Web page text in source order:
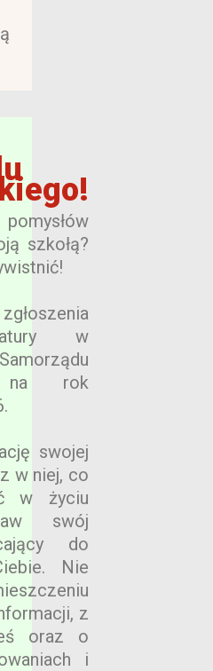
szkołą?
w
na rok
swojej
w niej, co
w życiu
swój
do
Nie
z
oraz o
i